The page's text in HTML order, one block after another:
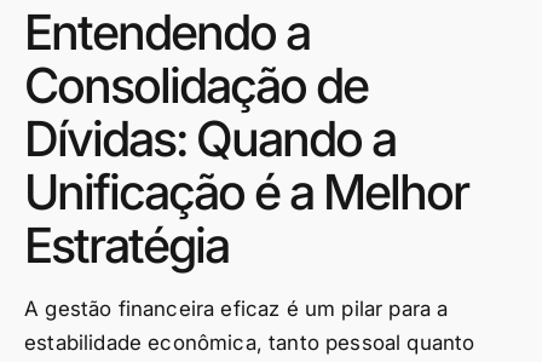
Entendendo a
Consolidação de
Dívidas: Quando a
Unificação é a Melhor
Estratégia
A gestão financeira eficaz é um pilar para a
estabilidade econômica, tanto pessoal quanto